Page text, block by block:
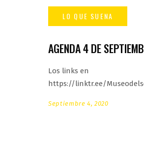
AGENDA 4 DE
Los links en
https://linktr.ee/
Septiembre 4, 2020